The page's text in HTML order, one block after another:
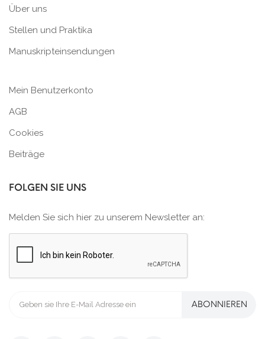
Über uns
Stellen und Praktika
Manuskripteinsendungen
Mein Benutzerkonto
AGB
Cookies
Beiträge
FOLGEN SIE UNS
Melden Sie sich hier zu unserem Newsletter an:
ABONNIEREN